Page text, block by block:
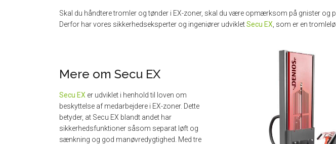
Skal du håndtere tromler og tønder i EX-zoner, skal du være opmærksom på gnister og
Derfor har vores sikkerhedseksperter og ingeniører udvikletSecu EX , som er en
Mere om Secu EX
Secu EX er udviklet i henhold til loven om
beskyttelse af medarbejdere i EX-zoner. Dette
betyder, at Secu EX blandt andet har
sikkerhedsfunktioner såsom separat løft og
sænkning og god manøvredygtighed. Med tre